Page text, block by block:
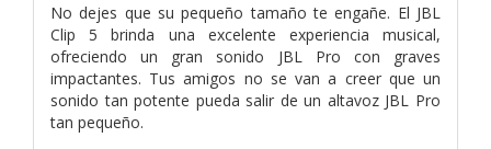
No dejes que su pequeño tamaño te engañe. El JBL
Clip 5 brinda una excelente experiencia musical,
ofreciendo un gran sonido JBL Pro con graves
impactantes. Tus amigos no se van a creer que un
sonido tan potente pueda salir de un altavoz JBL Pro
tan pequeño.